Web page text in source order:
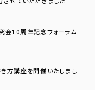
会10周年記念フォーラム
き方講座を開催いたしまし